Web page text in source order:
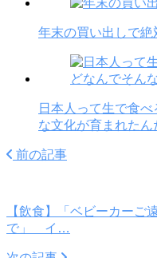
年末の買い出しで
日本人って生で食
な文化が育まれたん
前の記事
【飲食】「ベビーカーご
で」 イ…